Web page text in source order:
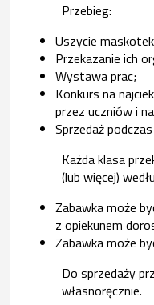
Przebieg:
Uszycie
Przekazanie ich
Wystawa prac;
Konkurs na
przez uczniów i
Sprzedaż
Każda klasa
(lub więcej)
Zabawka może
z opiekunem
Zabawka może
Do sprzedaży
własnoręcznie.